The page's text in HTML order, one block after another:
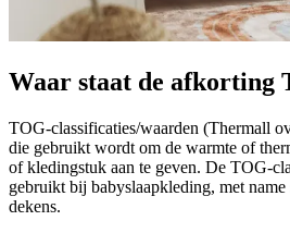
Waar staat de afkorting
TOG-classificaties/waarden (Thermall
die gebruikt wordt om de warmte of
of kledingstuk aan te geven. De TOG-
gebruikt bij babyslaapkleding, met
dekens.